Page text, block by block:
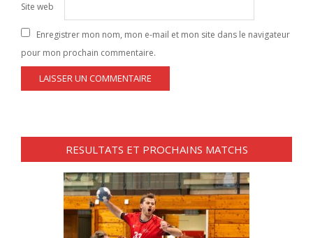
Site web
Enregistrer mon nom, mon e-mail et mon site dans le navigateur
pour mon prochain commentaire.
RESULTATS ET PROCHAINS MATCHS